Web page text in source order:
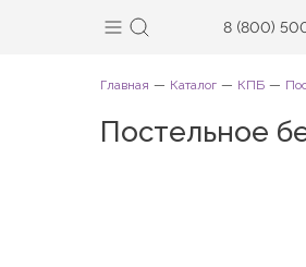
8 (800)
Главная Каталог КПБ
Постельное